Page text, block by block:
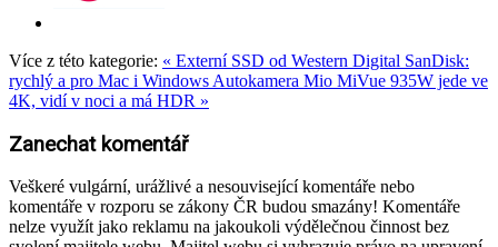
Více z této kategorie: « Externí SSD od Western Digital SanDisk:
rychlý a pro Mac i Windows Autokamera Mio MiVue 935W jede ve
4K, vidí v noci a má HDR »
Zanechat komentář
Veškeré vulgární, urážlivé a nesouvisející komentáře nebo
komentáře v rozporu se zákony ČR budou smazány! Komentáře
nelze využít jako reklamu na jakoukoli výdělečnou činnost bez